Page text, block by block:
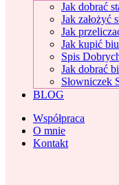
Jak dobrać
Jak założyć
Jak
Jak kupić
Spis
Jak dobrać
Słowniczek
BLOG
Współpraca
O mnie
Kontakt